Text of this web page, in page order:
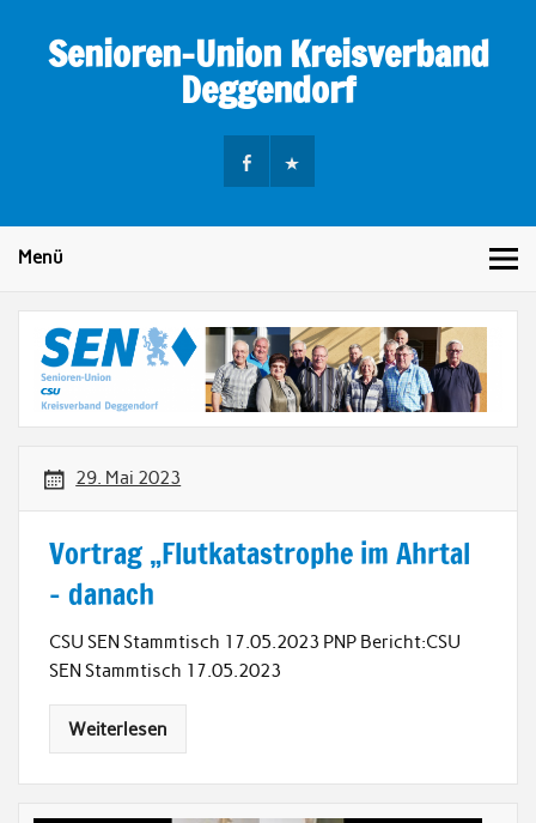
contentSenioren-Union Kreisverband
Deggendorf
Menü
29. Mai 2023
Vortrag „Flutkatastrophe im Ahrtal
– danach
CSU SEN Stammtisch 17.05.2023 PNP Bericht:CSU
SEN Stammtisch 17.05.2023
Weiterlesen